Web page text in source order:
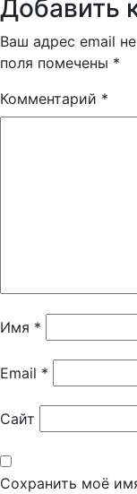
Добавить
Ваш адрес email
поля помечены *
Комментарий *
Имя *
Email *
Сайт
Сохранить моё